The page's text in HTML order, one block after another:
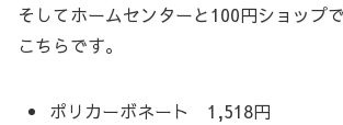
そしてホームセンターと100円ショップ
こちらです。
ポリカーボネート 1,518円